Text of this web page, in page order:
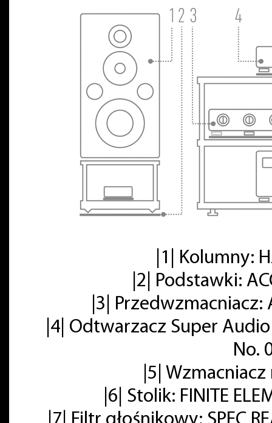
|1| Kolumny:
|2| Podstawki:
|3| Przedwzmacniacz:
|4| Odtwarzacz Super
No.
|5|
|6| Stolik: FINITE